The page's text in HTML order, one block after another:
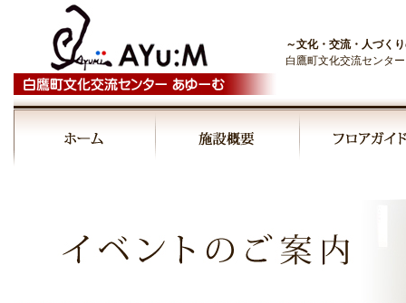
～文化・交流・人づく
白鷹町文化交流センタ